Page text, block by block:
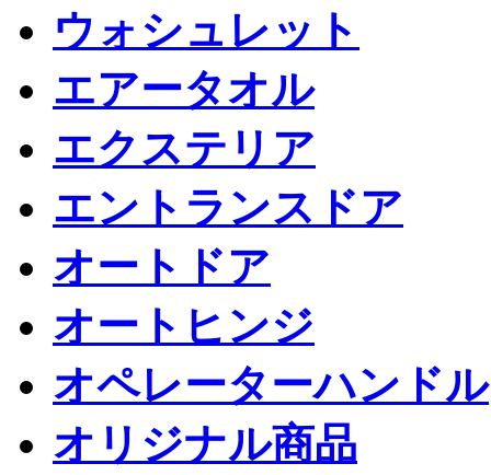
ウォシュレット
エアータオル
エクステリア
エントランスドア
オートドア
オートヒンジ
オペレーターハンドル
オリジナル商品